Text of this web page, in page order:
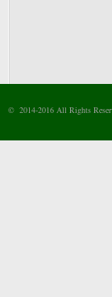
© 2014-2016 All Rights